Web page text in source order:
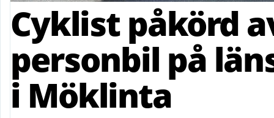
Cyklist påkörd
personbil på
i Möklinta